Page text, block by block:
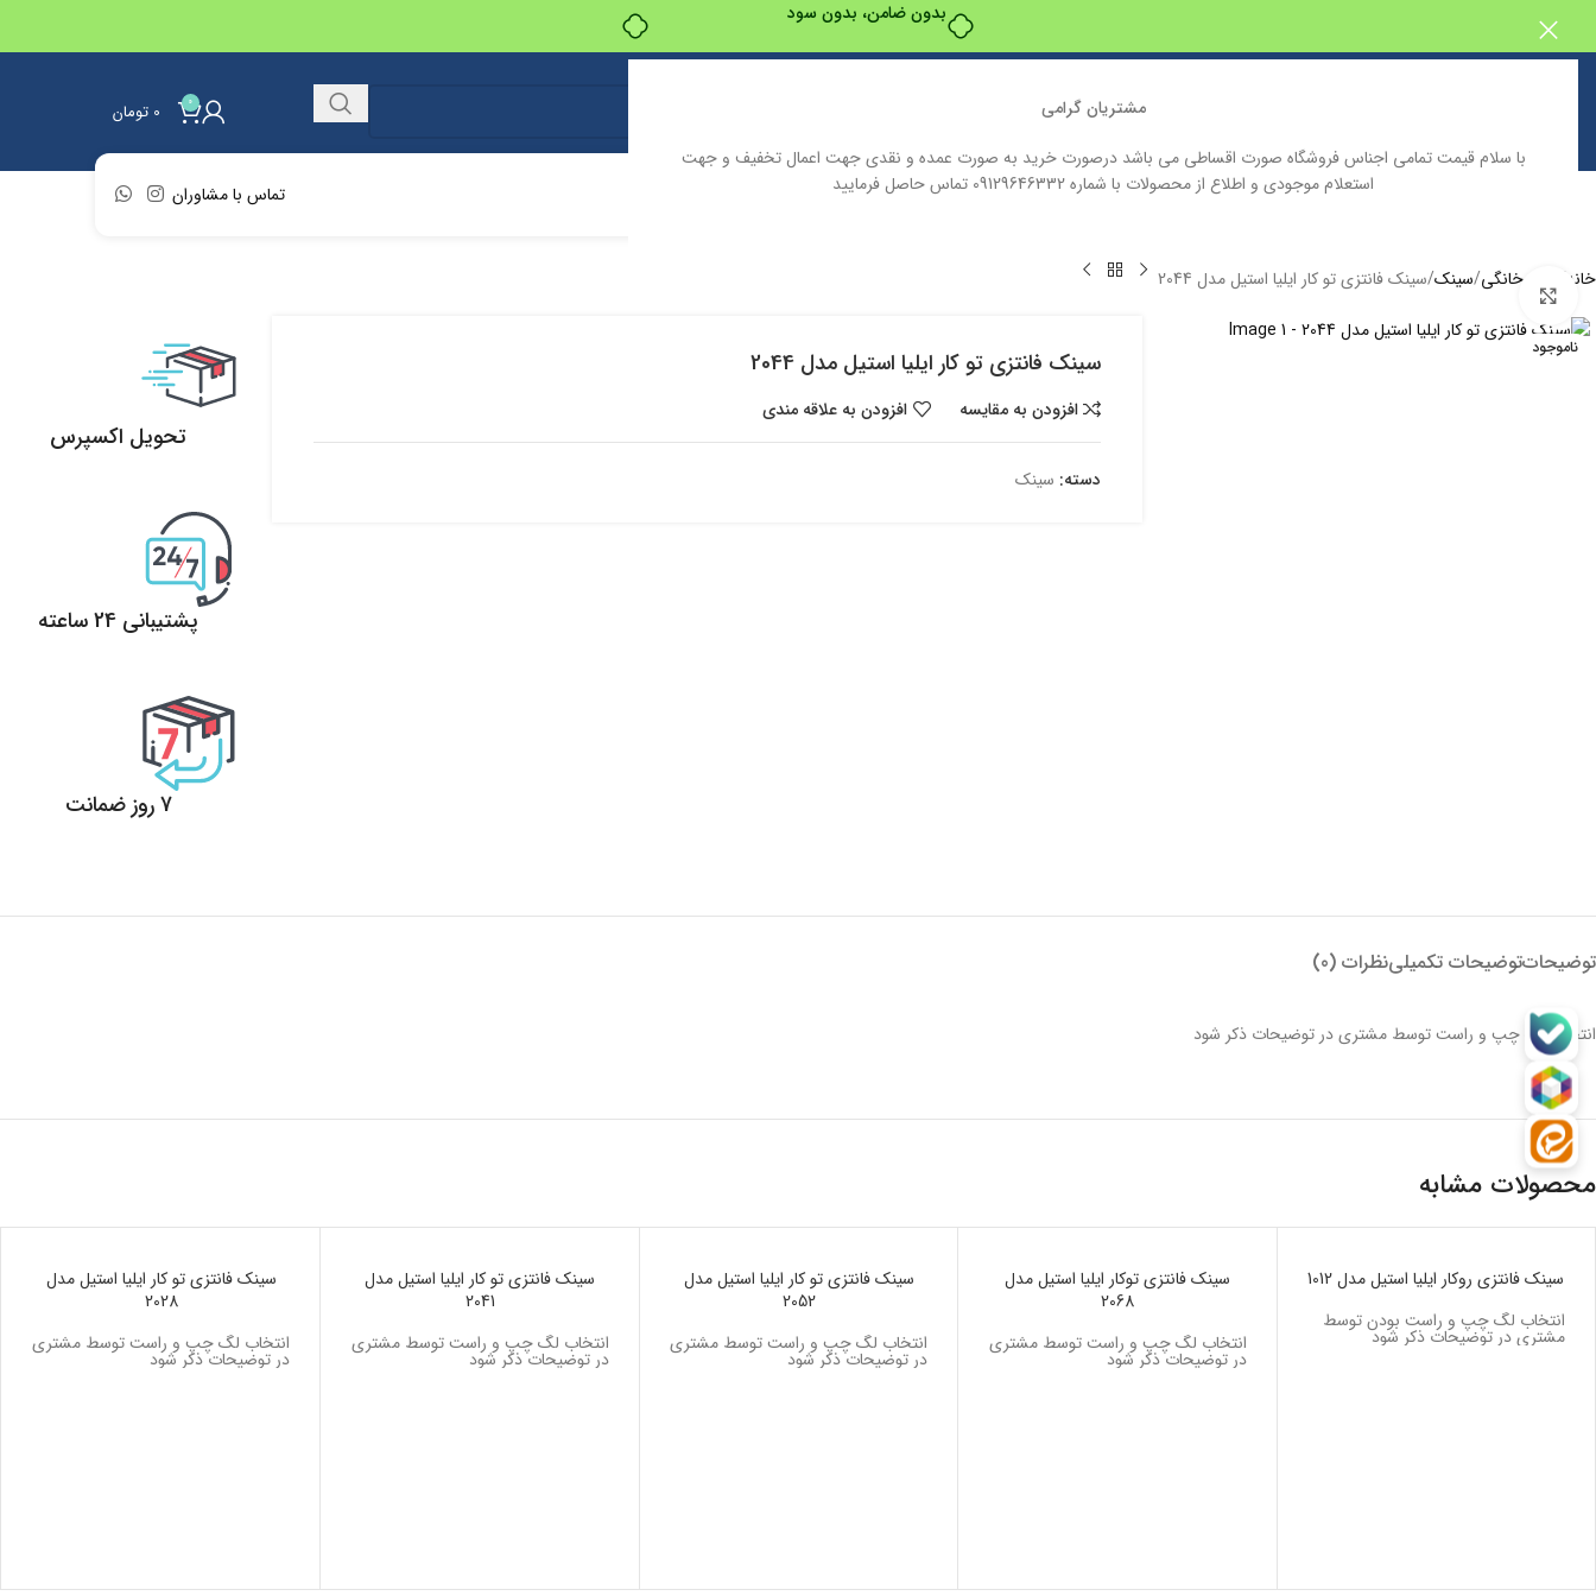
مشتریان گرامی
با سلام قیمت تمامی اجناس فروشگاه صورت اقساطی می باشد درصورت خرید به صورت عمده و نقدی جهت اعمال تخفیف و جهت
استعلام موجودی و اطلاع از محصولات با شماره 09129646332 تماس حاصل فرمایید
بدون ضامن، بدون سود
0
0 تومان
فروشگاه اینترنتی پیش بیندسته بندی محصولاتکاتالوگ محصولات درباره ما تماس با ما تماس با مشاوران
خانه لوازم خانگی سینک سینک فانتزی تو کار ایلیا استیل مدل 2044
ناموجود
بزرگنمایی تصویر
سینک فانتزی تو کار ایلیا استیل مدل 2044
افزودن به مقایسه افزودن به علاقه مندی
دسته: سینک
تحویل اکسپرس
پشتیبانی 24 ساعته
7 روز ضمانت
توضیحاتتوضیحات تکمیلینظرات (0)
انتخاب لگ چپ و راست توسط مشتری در توضیحات ذکر شود
محصولات مشابه
ناموجود
سینک فانتزی روکار ایلیا استیل مدل 1012
انتخاب لگ چپ و راست بودن توسط
مشتری در توضیحات ذکر شود
ناموجود
سینک فانتزی توکار ایلیا استیل مدل
2068
انتخاب لگ چپ و راست توسط مشتری
در توضیحات ذکر شود
ناموجود
سینک فانتزی تو کار ایلیا استیل مدل
2052
انتخاب لگ چپ و راست توسط مشتری
در توضیحات ذکر شود
ناموجود
سینک فانتزی تو کار ایلیا استیل مدل
2041
انتخاب لگ چپ و راست توسط مشتری
در توضیحات ذکر شود
ناموجود
سینک فانتزی تو کار ایلیا استیل مدل
2028
انتخاب لگ چپ و راست توسط مشتری
در توضیحات ذکر شود